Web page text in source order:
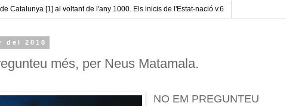
Catalunya [1] al voltant de l'any 1000. Els inicis de l'Estat-nació v.6
del 2018
més, per Neus Matamala.
NO EM PREGUNTEU